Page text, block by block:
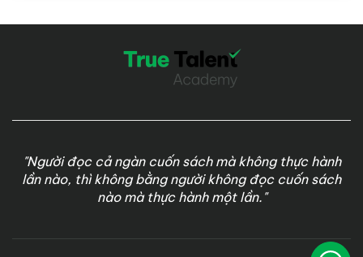
"Người đọc cả ngàn cuốn sách mà không thực hành
lần nào, thì không bằng người không đọc cuốn sách
nào mà thực hành một lần."